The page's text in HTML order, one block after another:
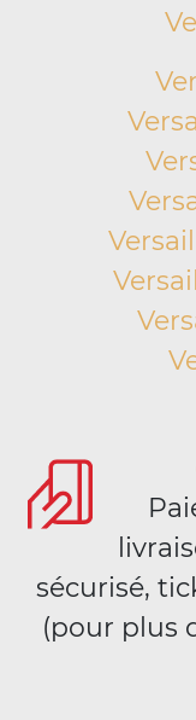
sécurisé,
(pour plus